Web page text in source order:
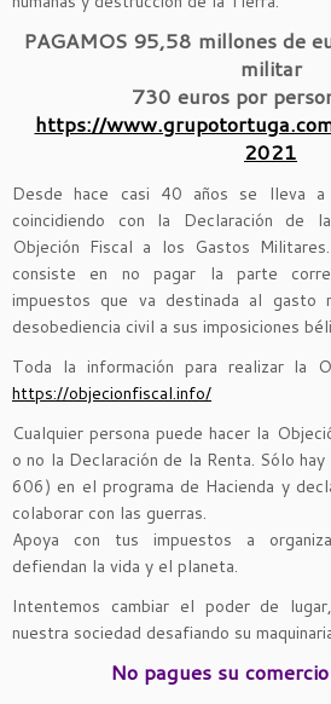
PAGAMOS 95,58 millones de
militar
730 euros por
https://
2021
Desde hace casi 40 años se lleva
coincidiendo con la Declaración de
Objeción Fiscal a los Gastos
consiste en no pagar la parte
impuestos que va destinada al gasto
desobediencia civil a sus imposiciones
Toda la información para realizar la
https://objecionfiscal.info/
Cualquier persona puede hacer la
o no la Declaración de la Renta. Sólo
606) en el programa de Hacienda y
colaborar con las guerras.
Apoya con tus impuestos a
defiendan la vida y el planeta.
Intentemos cambiar el poder de
nuestra sociedad desafiando su
No pagues su